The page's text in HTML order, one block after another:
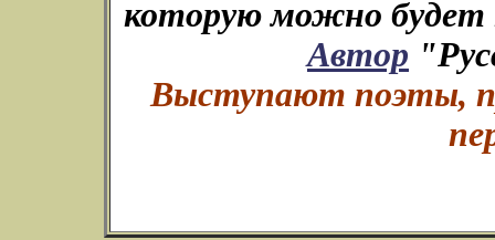
которую можно будет
Автор
Выступают поэты,